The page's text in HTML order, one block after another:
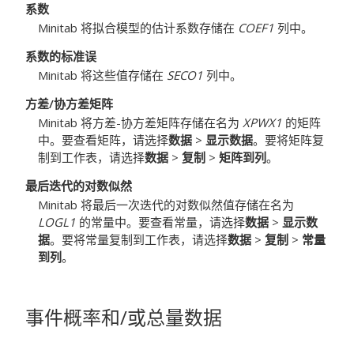
系数
Minitab 将拟合模型的估计系数存储在 COEF1 列中。
系数的标准误
Minitab 将这些值存储在 SECO1 列中。
方差/协方差矩阵
Minitab 将方差-协方差矩阵存储在名为 XPWX1 的矩阵
中。要查看矩阵，请选择数据 > 显示数据。要将矩阵复
制到工作表，请选择数据 > 复制 > 矩阵到列。
最后迭代的对数似然
Minitab 将最后一次迭代的对数似然值存储在名为
LOGL1 的常量中。要查看常量，请选择数据 > 显示数
据。要将常量复制到工作表，请选择数据 > 复制 > 常量
到列。
事件概率和/或总量数据